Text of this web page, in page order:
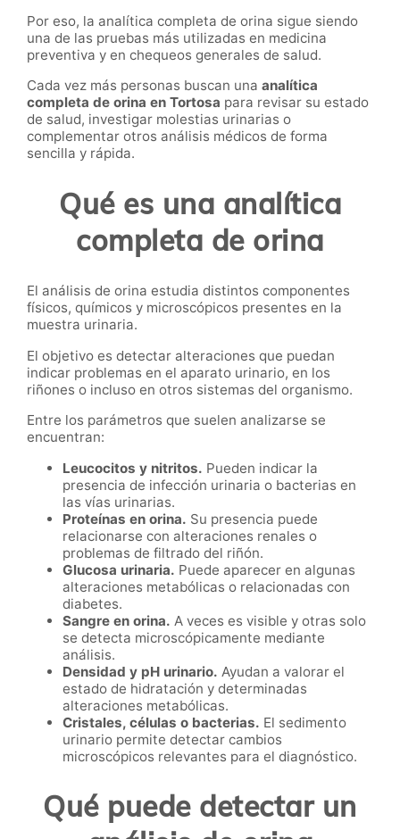
Por eso, la analítica completa de orina sigue siendo
una de las pruebas más utilizadas en medicina
preventiva y en chequeos generales de salud.
Cada vez más personas buscan una analítica
completa de orina en Tortosa para revisar su estado
de salud, investigar molestias urinarias o
complementar otros análisis médicos de forma
sencilla y rápida.
Qué es una analítica
completa de orina
El análisis de orina estudia distintos componentes
físicos, químicos y microscópicos presentes en la
muestra urinaria.
El objetivo es detectar alteraciones que puedan
indicar problemas en el aparato urinario, en los
riñones o incluso en otros sistemas del organismo.
Entre los parámetros que suelen analizarse se
encuentran:
Leucocitos y nitritos. Pueden indicar la
presencia de infección urinaria o bacterias en
las vías urinarias.
Proteínas en orina. Su presencia puede
relacionarse con alteraciones renales o
problemas de filtrado del riñón.
Glucosa urinaria. Puede aparecer en algunas
alteraciones metabólicas o relacionadas con
diabetes.
Sangre en orina. A veces es visible y otras solo
se detecta microscópicamente mediante
análisis.
Densidad y pH urinario. Ayudan a valorar el
estado de hidratación y determinadas
alteraciones metabólicas.
Cristales, células o bacterias. El sedimento
urinario permite detectar cambios
microscópicos relevantes para el diagnóstico.
Qué puede detectar un